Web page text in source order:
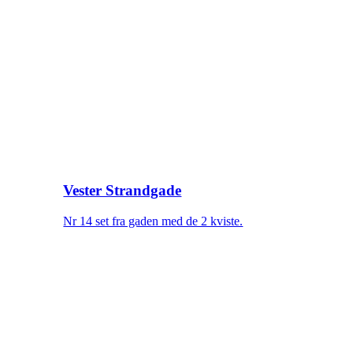
Vester Strandgade
Nr 14 set fra gaden med de 2 kviste.